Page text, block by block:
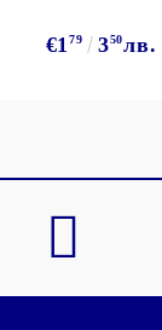
BGN
€179 350лв.